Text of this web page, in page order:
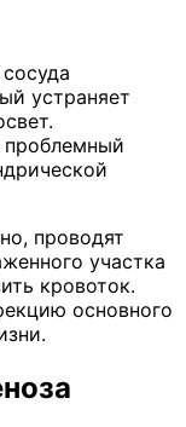
устраняет
проводят
участка
кровоток.
основного